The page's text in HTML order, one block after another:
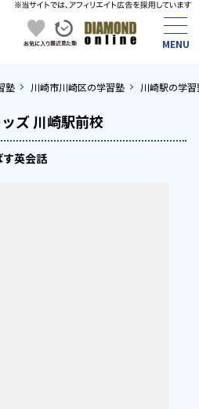
塾 川崎市川崎区の学習塾 川崎駅の学習
ズ 川崎駅前校
英会話